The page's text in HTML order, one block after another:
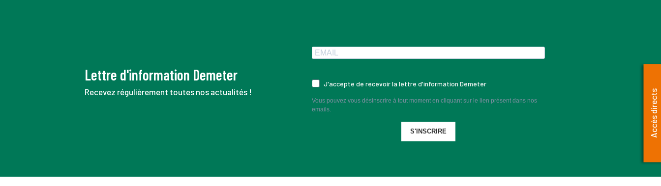
Lettre d'information Demeter
Recevez régulièrement toutes nos actualités !
J'accepte de recevoir la lettre d'information Demeter
Vous pouvez vous désinscrire à tout moment en cliquant sur le lien présent dans nos
emails.
S'INSCRIRE Accès directs